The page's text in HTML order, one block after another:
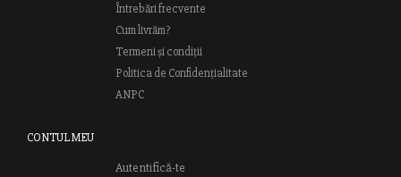
Întrebări frecvente
Cum livrăm?
Termeni și condiții
Politica de Confidențialitate
ANPC
CONTUL MEU
Autentifică-te